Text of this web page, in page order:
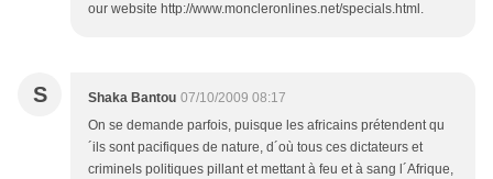
our website http://www.moncleronlines.net/specials.html.
S Shaka Bantou 07/10/2009 08:17
On se demande parfois, puisque les africains prétendent qu
´ils sont pacifiques de nature, d´où tous ces dictateurs et
criminels politiques pillant et mettant à feu et à sang l´Afrique,